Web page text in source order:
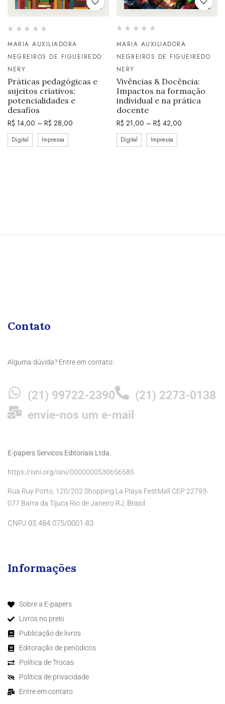
MARIA AUXILIADORA
NEGREIROS DE FIGUEIREDO
NERY
Práticas pedagógicas e
sujeitos criativos:
potencialidades e
desafios
R$ 14,00 – R$ 28,00
Digital Impressa
MARIA AUXILIADORA
NEGREIROS DE FIGUEIREDO
NERY
Vivências & Docência:
Impactos na formação
individual e na prática
docente
R$ 21,00 – R$ 42,00
Digital Impressa
Contato
Alguma dúvida? Entre em contato:
(21) 99722-2390
(21) 2273-0138
envie-nos um e-mail
E-papers Servicos Editoriais Ltda.
https://isni.org/isni/0000000530656585
Rua Ruy Porto, 120/202 Shopping La Playa FestMall CEP 22793-
077 Barra da Tijuca Rio de Janeiro RJ, Brasil
CNPJ 03.484.075/0001-83
Informações
Sobre a E-papers
Livros no prelo
Publicação de livros
Editoração de periódicos
Política de Trocas
Política de privacidade
Entre em contato